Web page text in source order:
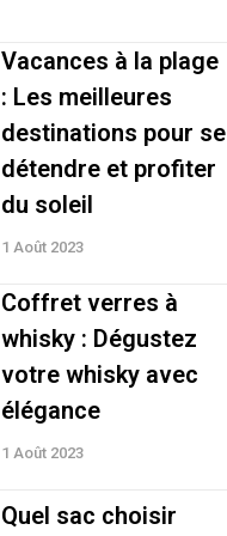
Vacances à la plage
: Les meilleures
destinations pour se
détendre et profiter
du soleil
1 Août 2023
Coffret verres à
whisky : Dégustez
votre whisky avec
élégance
1 Août 2023
Quel sac choisir